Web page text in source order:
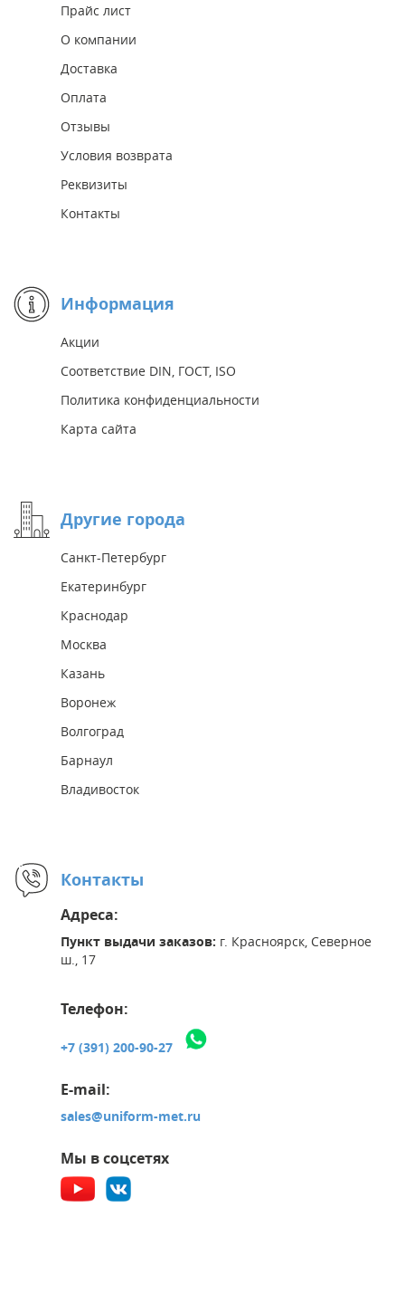
Прайс лист
О компании
Доставка
Оплата
Отзывы
Условия возврата
Реквизиты
Контакты
Информация
Акции
Соответствие DIN, ГОСТ, ISO
Политика конфиденциальности
Карта сайта
Другие города
Санкт-Петербург
Екатеринбург
Краснодар
Москва
Казань
Воронеж
Волгоград
Барнаул
Владивосток
Контакты
Адреса:
Пункт выдачи заказов: г. Красноярск, Северное
ш., 17
Телефон:
+7 (391) 200-90-27
E-mail:
sales@uniform-met.ru
Мы в соцсетях